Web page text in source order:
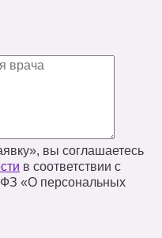
вы соглашаетесь
в соответствии с
«О персональных